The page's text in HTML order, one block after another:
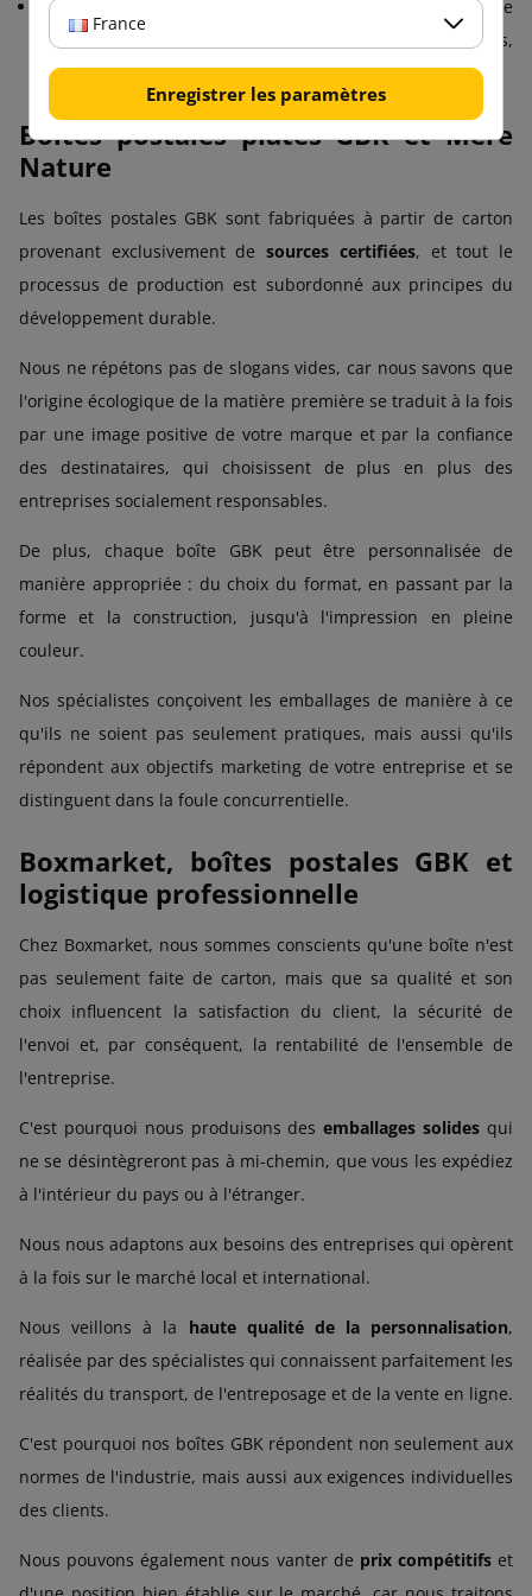
Une utilisation universelle- idéale pour l'envoi de
documents, de vêtements, de livres, d'accessoires,
d'électronique ou de matériel publicitaire.
Boîtes postales plates GBK et Mère
Nature
Les boîtes postales GBK sont fabriquées à partir de carton
provenant exclusivement desources certifiées, et tout le
processus de production est subordonné aux principes du
développement durable.
Nous ne répétons pas de slogans vides, car nous savons que
l'origine écologique de la matière première se traduit à la fois
par une image positive de votre marque et par la confiance
des destinataires, qui choisissent de plus en plus des
entreprises socialement responsables.
De plus, chaque boîte GBK peut être personnalisée de
manière appropriée : du choix du format, en passant par la
forme et la construction, jusqu'à l'impression en pleine
couleur.
Nos spécialistes conçoivent les emballages de manière à ce
qu'ils ne soient pas seulement pratiques, mais aussi qu'ils
répondent aux objectifs marketing de votre entreprise et se
distinguent dans la foule concurrentielle.
Boxmarket, boîtes postales GBK et
logistique professionnelle
Chez Boxmarket, nous sommes conscients qu'une boîte n'est
pas seulement faite de carton, mais que sa qualité et son
choix influencent la satisfaction du client, la sécurité de
l'envoi et, par conséquent, la rentabilité de l'ensemble de
l'entreprise.
C'est pourquoi nous produisons desemballages solides qui
ne se désintègreront pas à mi-chemin, que vous les expédiez
à l'intérieur du pays ou à l'étranger.
Nous nous adaptons aux besoins des entreprises qui opèrent
à la fois sur le marché local et international.
Nous veillons à la haute qualité de la personnalisation,
réalisée par des spécialistes qui connaissent parfaitement les
réalités du transport, de l'entreposage et de la vente en ligne.
C'est pourquoi nos boîtes GBK répondent non seulement aux
normes de l'industrie, mais aussi aux exigences individuelles
des clients.
Nous pouvons également nous vanter de prix compétitifset
France
Enregistrer les paramètres